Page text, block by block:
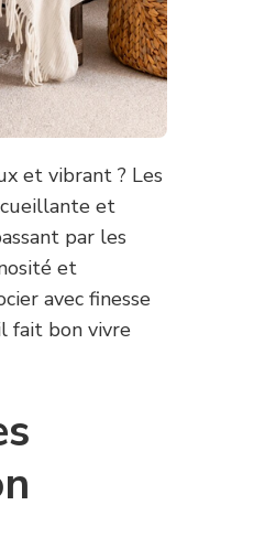
et vibrant ? Les
et
par les
et
avec finesse
fait bon vivre